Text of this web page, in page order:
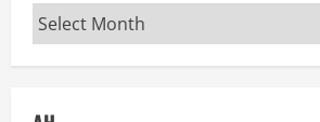
Archives